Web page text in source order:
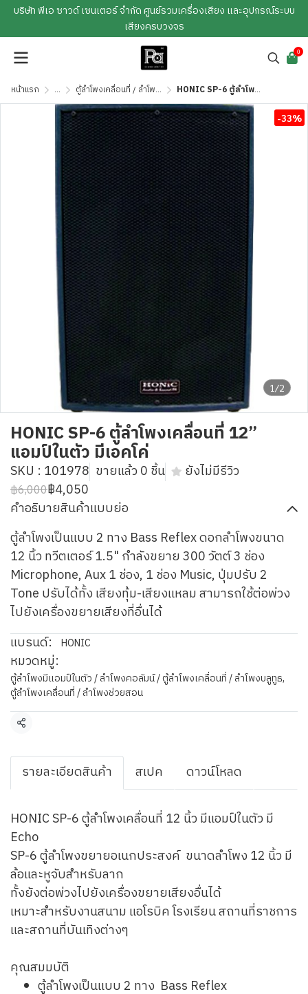
บริษัท พีเอ ซาวด์ เซนเตอร์ จำกัด ศูนย์รวมเครื่องเสียง และอุปกรณ์ระบบ
เสียงครบวงจร
0
หน้าแรก ... ตู้ลำโพงเคลื่อนที่ / ลำโพงช่วยสอน HONIC SP-6 ตู้ลำโพงเคลื่อนที่ 12” แอมป์ในตัว มีเอคโค่
1/2
-33%
HONIC SP-6 ตู้ลำโพงเคลื่อนที่ 12”
แอมป์ในตัว มีเอคโค่
SKU : 101978 ขายแล้ว 0 ชิ้น ยังไม่มีรีวิว
฿6,000฿4,050
คำอธิบายสินค้าแบบย่อ
ตู้ลำโพงเป็นแบบ 2 ทาง Bass Reflex ดอกลำโพงขนาด
12 นิ้ว ทวีตเตอร์ 1.5" กำลังขยาย 300 วัตต์ 3 ช่อง
Microphone, Aux 1 ช่อง, 1 ช่อง Music, ปุ่มปรับ 2
Tone ปรับได้ทั้ง เสียงทุ้ม-เสียงแหลม สามารถใช้ต่อพ่วง
ไปยังเครื่องขยายเสียงที่อื่นได้
แบรนด์:
HONIC
หมวดหมู่:
ตู้ลำโพงมีแอมป์ในตัว / ลำโพงคอลัมน์ / ตู้ลำโพงเคลื่อนที่ / ลำโพงบลูทูธ,
ตู้ลำโพงเคลื่อนที่ / ลำโพงช่วยสอน
แชร์
รายละเอียดสินค้า สเปค ดาวน์โหลด
HONIC SP-6 ตู้ลำโพงเคลื่อนที่ 12 นิ้ว มีแอมป์ในตัว มี
Echo
SP-6 ตู้ลำโพงขยายอเนกประสงค์ ขนาดลำโพง 12 นิ้ว มี
ล้อและหูจับสำหรับลาก
ทั้งยังต่อพ่วงไปยังเครื่องขยายเสียงอื่นได้
เหมาะสำหรับงานสนาม แอโรบิค โรงเรียน สถานที่ราชการ
และสถานที่บันเทิงต่างๆ
คุณสมมบัติ
ตู้ลำโพงเป็นแบบ 2 ทาง Bass Reflex